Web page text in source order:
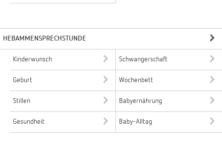
HEBAMMENSPRECHSTUNDE
Kinderwunsch Schwangerschaft
Geburt Wochenbett
Stillen Babyernährung
Gesundheit Baby-Alltag